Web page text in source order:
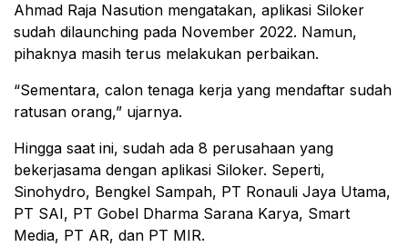
Ahmad Raja Nasution mengatakan, aplikasi Siloker
sudah dilaunching pada November 2022. Namun,
pihaknya masih terus melakukan perbaikan.
“Sementara, calon tenaga kerja yang mendaftar sudah
ratusan orang,” ujarnya.
Hingga saat ini, sudah ada 8 perusahaan yang
bekerjasama dengan aplikasi Siloker. Seperti,
Sinohydro, Bengkel Sampah, PT Ronauli Jaya Utama,
PT SAI, PT Gobel Dharma Sarana Karya, Smart
Media, PT AR, dan PT MIR.